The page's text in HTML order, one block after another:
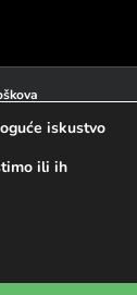
iskustvo
ili ih